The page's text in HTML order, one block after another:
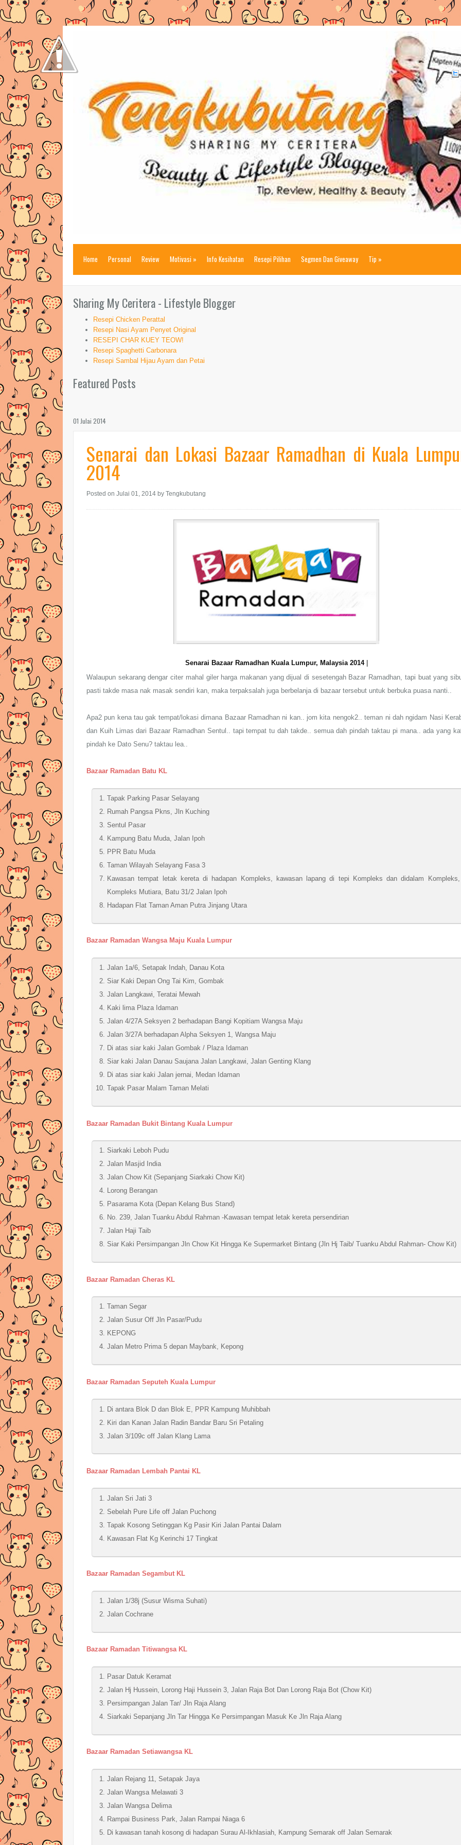
Home Personal Review Motivasi » Info Kesihatan Resepi Pilihan Segmen Dan Giveaway Tip »
Sharing My Ceritera - Lifestyle Blogger
Resepi Chicken Perattal
Resepi Nasi Ayam Penyet Original
RESEPI CHAR KUEY TEOW!
Resepi Spaghetti Carbonara
Resepi Sambal Hijau Ayam dan Petai
Featured Posts
01 Julai 2014
Senarai dan Lokasi Bazaar Ramadhan di Kuala
2014
Posted on Julai 01, 2014 by Tengkubutang
Senarai Bazaar Ramadhan Kuala Lumpur, Malaysia 2014|
Walaupun sekarang dengar citer mahal giler harga makanan yang dijual di sesetengah Bazar Ramadhan, tapi buat yang
pasti takde masa nak masak sendiri kan, maka terpaksalah juga berbelanja di bazaar tersebut untuk berbuka puasa nanti..
Apa2 pun kena tau gak tempat/lokasi dimana Bazaar Ramadhan ni kan.. jom kita nengok2.. teman ni dah ngidam Nasi
dan Kuih Limas dari Bazaar Ramadhan Sentul.. tapi tempat tu dah takde.. semua dah pindah taktau pi mana.. ada yang
pindah ke Dato Senu? taktau lea..
Bazaar Ramadan Batu KL
Tapak Parking Pasar Selayang
Rumah Pangsa Pkns, Jln Kuching
Sentul Pasar
Kampung Batu Muda, Jalan Ipoh
PPR Batu Muda
Taman Wilayah Selayang Fasa 3
Kawasan tempat letak kereta di hadapan Kompleks, kawasan lapang di tepi Kompleks dan didalam Kompleks,
Kompleks Mutiara, Batu 31/2 Jalan Ipoh
Hadapan Flat Taman Aman Putra Jinjang Utara
Bazaar Ramadan Wangsa Maju Kuala Lumpur
Jalan 1a/6, Setapak Indah, Danau Kota
Siar Kaki Depan Ong Tai Kim, Gombak
Jalan Langkawi, Teratai Mewah
Kaki lima Plaza Idaman
Jalan 4/27A Seksyen 2 berhadapan Bangi Kopitiam Wangsa Maju
Jalan 3/27A berhadapan Alpha Seksyen 1, Wangsa Maju
Di atas siar kaki Jalan Gombak / Plaza Idaman
Siar kaki Jalan Danau Saujana Jalan Langkawi, Jalan Genting Klang
Di atas siar kaki Jalan jernai, Medan Idaman
Tapak Pasar Malam Taman Melati
Bazaar Ramadan Bukit Bintang Kuala Lumpur
Siarkaki Leboh Pudu
Jalan Masjid India
Jalan Chow Kit (Sepanjang Siarkaki Chow Kit)
Lorong Berangan
Pasarama Kota (Depan Kelang Bus Stand)
No. 239, Jalan Tuanku Abdul Rahman -Kawasan tempat letak kereta persendirian
Jalan Haji Taib
Siar Kaki Persimpangan Jln Chow Kit Hingga Ke Supermarket Bintang (Jln Hj Taib/ Tuanku Abdul Rahman- Chow Kit)
Bazaar Ramadan Cheras KL
Taman Segar
Jalan Susur Off Jln Pasar/Pudu
KEPONG
Jalan Metro Prima 5 depan Maybank, Kepong
Bazaar Ramadan Seputeh Kuala Lumpur
Di antara Blok D dan Blok E, PPR Kampung Muhibbah
Kiri dan Kanan Jalan Radin Bandar Baru Sri Petaling
Jalan 3/109c off Jalan Klang Lama
Bazaar Ramadan Lembah Pantai KL
Jalan Sri Jati 3
Sebelah Pure Life off Jalan Puchong
Tapak Kosong Setinggan Kg Pasir Kiri Jalan Pantai Dalam
Kawasan Flat Kg Kerinchi 17 Tingkat
Bazaar Ramadan Segambut KL
Jalan 1/38j (Susur Wisma Suhati)
Jalan Cochrane
Bazaar Ramadan Titiwangsa KL
Pasar Datuk Keramat
Jalan Hj Hussein, Lorong Haji Hussein 3, Jalan Raja Bot Dan Lorong Raja Bot (Chow Kit)
Persimpangan Jalan Tar/ Jln Raja Alang
Siarkaki Sepanjang Jln Tar Hingga Ke Persimpangan Masuk Ke Jln Raja Alang
Bazaar Ramadan Setiawangsa KL
Jalan Rejang 11, Setapak Jaya
Jalan Wangsa Melawati 3
Jalan Wangsa Delima
Rampai Business Park, Jalan Rampai Niaga 6
Di kawasan tanah kosong di hadapan Surau Al-Ikhlasiah, Kampung Semarak off Jalan Semarak